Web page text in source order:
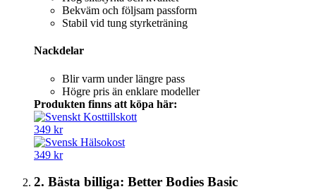
Bekväm och följsam passform
Stabil vid tung styrketräning
Nackdelar
Blir varm under längre pass
Högre pris än enklare modeller
Produkten finns att köpa här:
349 kr
349 kr
2. Bästa billiga: Better Bodies Basic